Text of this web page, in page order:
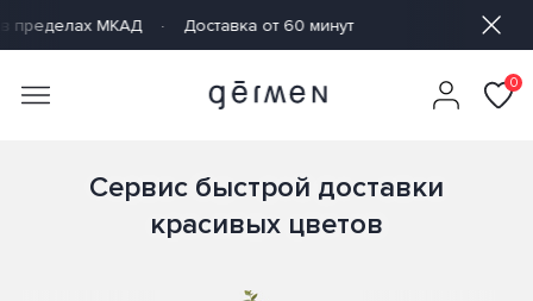
от 60 минут Cезон весенних
0
Сервис быстрой доставки
красивых цветов